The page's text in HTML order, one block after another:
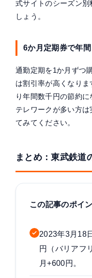
式サイトのシーズン
しょう。
6か月定期券で年
通勤定期を1か月ずつ
は割引率が高くなり
り年間数千円の節約に
テレワークが多い方
てみてください。
まとめ：東武鉄道
この記事のポイ
2023年3月18
円（バリアフ
月+600円。